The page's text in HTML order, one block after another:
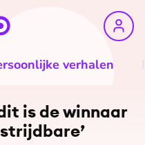
verhalen
is de winnaar